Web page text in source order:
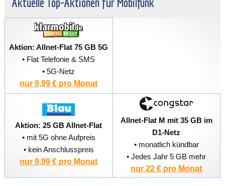
Aktion: Allnet-Flat 75 GB 5G
• Flat Telefonie & SMS
• 5G-Netz
nur 9,99 € pro Monat
Aktion: 25 GB Allnet-Flat
• mit 5G ohne Aufpreis
• kein Anschlusspreis
nur 9,99 € pro Monat
Allnet-Flat M mit 35 GB im
D1-Netz
• monatlich kündbar
• Jedes Jahr 5 GB mehr
nur 22 € pro Monat